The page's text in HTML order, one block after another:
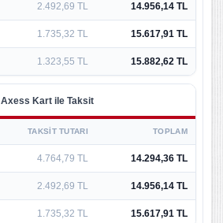
2.492,69 TL 14.956,14 TL
1.735,32 TL 15.617,91 TL
1.323,55 TL 15.882,62 TL
Axess Kart ile Taksit
TAKSIT TUTARI TOPLAM
4.764,79 TL 14.294,36 TL
2.492,69 TL 14.956,14 TL
1.735,32 TL 15.617,91 TL